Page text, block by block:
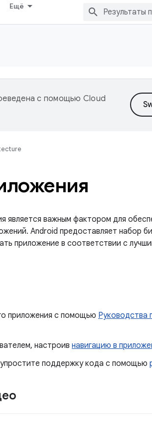
Ещё
с помощью Cloud
является важным фактором для
Android предоставляет набор
приложение в соответствии с
приложения с помощью Руководства
настроив навигацию в
поддержку кода с помощью